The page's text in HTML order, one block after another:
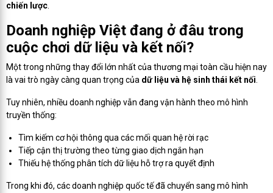
chiến lược
Doanh nghiệp Việt đang ở đâu trong
cuộc chơi dữ liệu và kết nối?
Một trong những thay đổi lớn nhất của thương mại toàn cầu hiện nay
là vai trò ngày càng quan trọng của dữ liệu và hệ sinh thái kết nối
Tuy nhiên, nhiều doanh nghiệp vẫn đang vận hành theo mô hình
truyền thống:
Tìm kiếm cơ hội thông qua các mối quan hệ rời rạc
Tiếp cận thị trường theo từng giao dịch ngắn hạn
Thiếu hệ thống phân tích dữ liệu hỗ trợ ra quyết định
Trong khi đó, các doanh nghiệp quốc tế đã chuyển sang mô hình